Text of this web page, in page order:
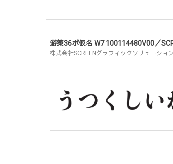
游築36ポ仮名 W7 100114480V00／
株式会社SCREENグラフィックソリューショ